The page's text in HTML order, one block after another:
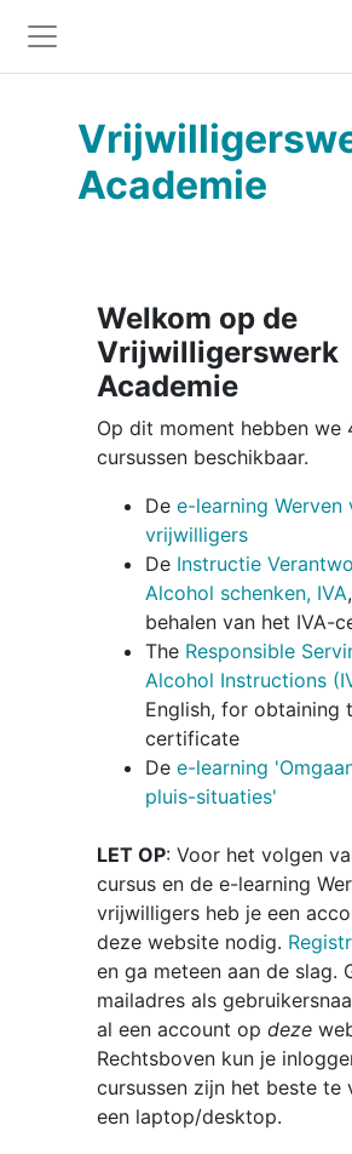
Zijpaneel
Academie
Welkom op de
Vrijwilligerswerk
Academie
Op dit moment hebben we
cursussen beschikbaar.
De e-learning Werven
vrijwilligers
De Instructie
Alcohol schenken, IVA
behalen van het IVA-
The Responsible
Alcohol Instructions
English, for obtaining
certificate
De e-learning
pluis-situaties'
LET OP: Voor het volgen
cursus en de e-learning
vrijwilligers heb je een
deze website nodig.
en ga meteen aan de slag.
mailadres als
al een account op deze
Rechtsboven kun je
cursussen zijn het beste te
een laptop/desktop.